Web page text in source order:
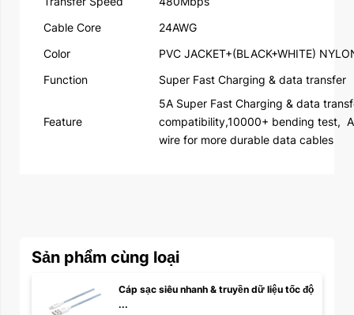
Cable Core
24AWG
Color
PVC JACKET+(BLACK+WHITE)
Function
Super Fast Charging & data transfer
Feature
5A Super Fast Charging & data
compatibility,10000+ bending test,
wire for more durable data cables
Sản phẩm cùng loại
Cáp sạc siêu nhanh & truyền dữ liệu tốc độ
...